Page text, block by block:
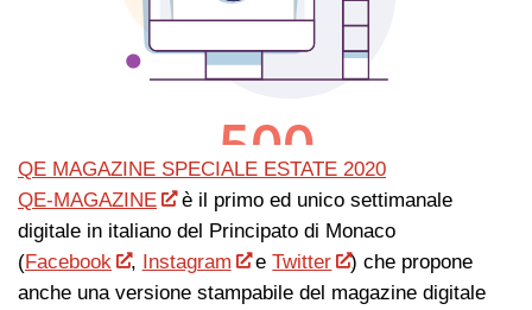
QE MAGAZINE SPECIALE ESTATE 2020
QE-MAGAZINE
è il primo ed unico settimanale
digitale in italiano del Principato di Monaco
(Facebook , Instagram eTwitter
) che propone
anche una versione stampabile del magazine digitale